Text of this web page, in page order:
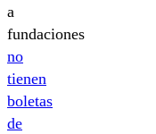
a
fundaciones
no
tienen
boletas
de